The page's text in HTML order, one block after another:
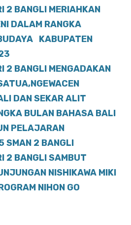
e2 BANGLI MERIAHKAN
DALAM RANGKA
KABUPATEN
2 BANGLI MENGADAKAN
DAN SEKAR ALIT
BULAN BAHASA BALI
PELAJARAN
2 BANGLI
2 BANGLI SAMBUT
NISHIKAWA MIKI
NIHON GO